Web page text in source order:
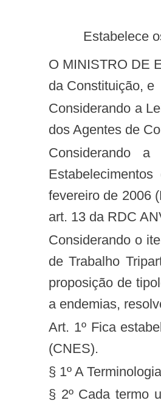
Estabelece
O MINISTRO DE ESTADO DA SAÚDE, no uso das atribuições que lhe conferem os incisos I e IIdo parágrafo único do art. 87
da Constituição, e
Considerando a Lei nº 12.994, de 17 de junho de 2014, que dispõe sobre as carreiras dos Agentes Comunitários de Saúde e
dos Agentes de
Considerando a responsabilidade de atualização do Cadastro Nacional de Estabelecimentos de Saúde pelos
fevereiro de 2006
art. 13 da RDC
Considerando o item IIIdo parágrafo único do art 1º, da Portaria nº 1.833/GM/MS, de setembro de 2014, que institui o Grupo
de Trabalho
proposição de
a endemias,
Art. 1º Fica estabelecida a Terminologia de Vínculos de Profissionais do Cadastro Nacional de Estabelecimentos de Saúde
(CNES).
§ 1º A
§ 2º Cada termo